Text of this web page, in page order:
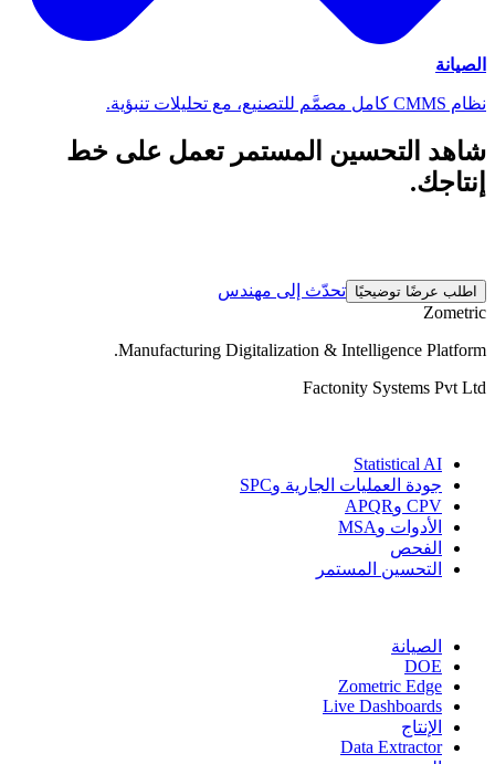
الصيانة
نظام CMMS كامل مصمَّم للتصنيع، مع تحليلات تنبؤية.
شاهد التحسين المستمر تعمل على خط
إنتاجك.
اطلب عرضًا توضيحيًا تحدّث إلى مهندس
Zometric
Manufacturing Digitalization & Intelligence Platform
.
Factonity Systems Pvt Ltd
Statistical AI
جودة العمليات الجارية وSPC
CPV وAPQR
الأدوات وMSA
الفحص
التحسين المستمر
الصيانة
DOE
Zometric Edge
Live Dashboards
الإنتاج
Data Extractor